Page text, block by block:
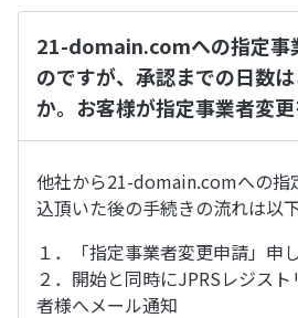
21-domain.comへの指定事
のですが、承認までの日数
か。お客様が指定事業者変更
他社から21-domain.comへの指
込頂いた後の手続きの流れは以
１．「指定事業者変更申請」申
２．開始と同時にJPRSレジス
者様へメール通知